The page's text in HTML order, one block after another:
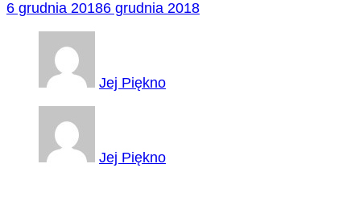
6 grudnia 20186 grudnia 2018
Jej Piękno
Jej Piękno